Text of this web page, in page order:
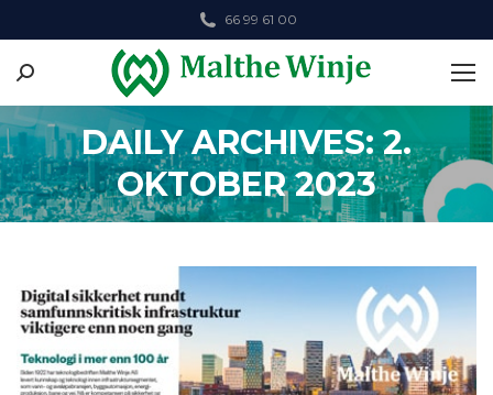
66 99 61 00
Search:
DAILY ARCHIVES: 2.
OKTOBER 2023